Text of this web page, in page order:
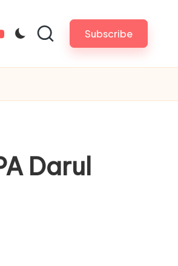
Subscribe
Darul